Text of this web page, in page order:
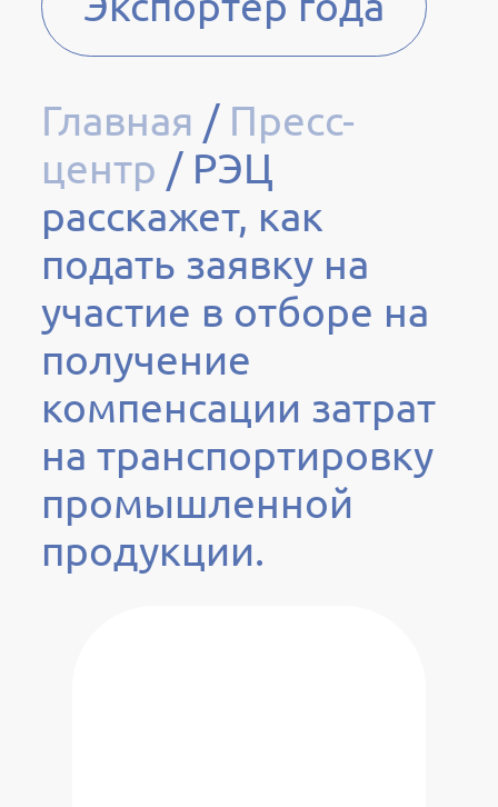
Главная / Пресс-
центр / РЭЦ
расскажет, как
подать заявку на
участие в отборе на
получение
компенсации затрат
на транспортировку
промышленной
продукции.